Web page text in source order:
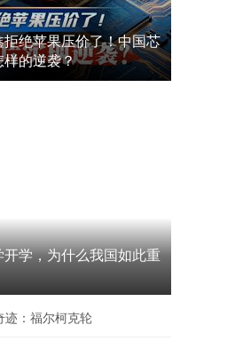
绝苹果压价了！中国芯
的逆袭？
学，为什么我国如此重
迹：福尔柯克轮